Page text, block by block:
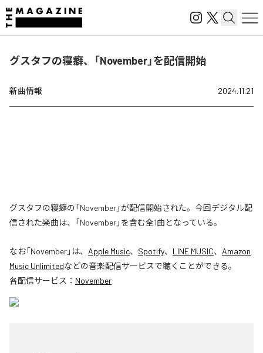
グスタフの寝癖、「November」を配信開始
新曲情報 2024.11.21
グスタフの寝癖の「November」が配信開始された。今回デジタル配
信された楽曲は、「November」を含む全1曲となっている。
なお「November」は、 Apple Music、 Spotify、 LINE MUSIC、 Amazon
Music Unlimitedなどの音楽配信サービスで聴くことができる。
各配信サービス： November